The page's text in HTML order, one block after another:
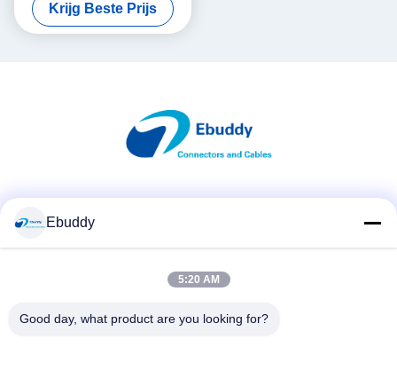
Krijg Beste Prijs
Snel contact
Telefoon
Ebuddy
5:20 AM
Good day, what product are you looking for?